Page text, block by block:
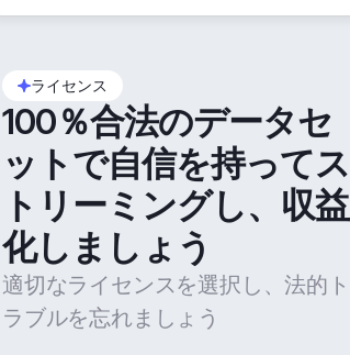
ライセンス
100％合法のデータセ
ットで自信を持ってス
トリーミングし、収益
化しましょう
適切なライセンスを選択し、法的ト
ラブルを忘れましょう